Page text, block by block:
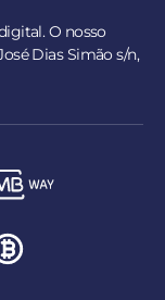
O nosso
Dias Simão s/n,